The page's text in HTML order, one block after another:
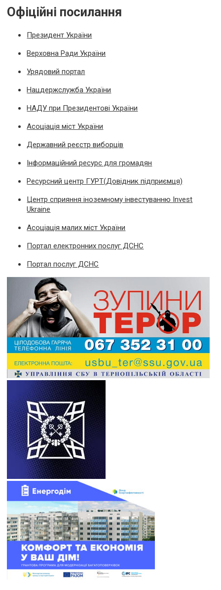
Офіційні посилання
Президент України
Верховна Ради України
Урядовий портал
Нацдержслужба України
НАДУ при Президентові України
Асоціація міст України
Державний реєстр виборців
Інформаційний ресурс для громадян
Ресурсний центр ГУРТ(Довідник підприємця)
Центр сприяння іноземному інвестуванню Invest
Ukraine
Асоціація малих міст України
Портал електронних послуг ДСНС
Портал послуг ДСНС